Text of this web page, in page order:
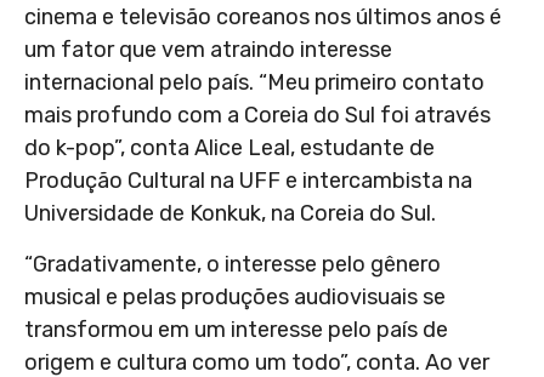
cinema e televisão coreanos nos últimos anos é
um fator que vem atraindo interesse
internacional pelo país. “Meu primeiro contato
mais profundo com a Coreia do Sul foi através
do k-pop”, conta Alice Leal, estudante de
Produção Cultural na UFF e intercambista na
Universidade de Konkuk, na Coreia do Sul.
“Gradativamente, o interesse pelo gênero
musical e pelas produções audiovisuais se
transformou em um interesse pelo país de
origem e cultura como um todo”, conta. Ao ver